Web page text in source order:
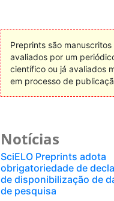
Preprints são manuscritos
avaliados por um
científico ou já avaliados
em processo de
Notícias
SciELO Preprints adota
obrigatoriedade de
de disponibilização de
de pesquisa